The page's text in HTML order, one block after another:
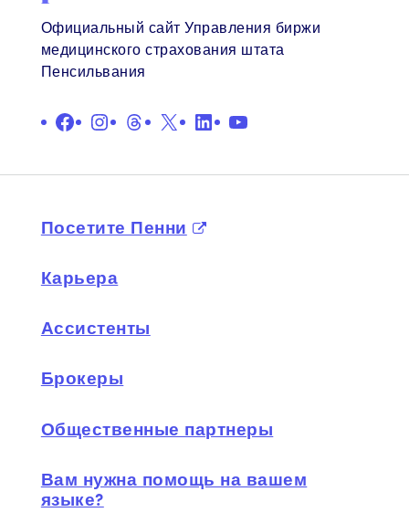
Официальный сайт Управления биржи
медицинского страхования штата
Пенсильвания
Facebook
Instagram
Нитки
X LinkedInYouTube
Посетите Пенни
Карьера
Ассистенты
Брокеры
Общественные партнеры
Вам нужна помощь на вашем
языке?